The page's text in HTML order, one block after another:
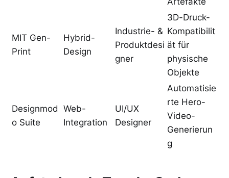
MIT Gen-
Print
Hybrid-
Design
Industrie- &
Produktdesi
gner
3D-Druck-
Kompatibilit
ät für
physische
Objekte
Designmod
o Suite
Web-
Integration
UI/UX
Designer
Automatisie
rte Hero-
Video-
Generierun
g